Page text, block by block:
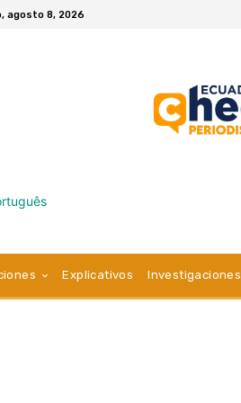
agosto 8, 2026
Explicativos Investigaciones